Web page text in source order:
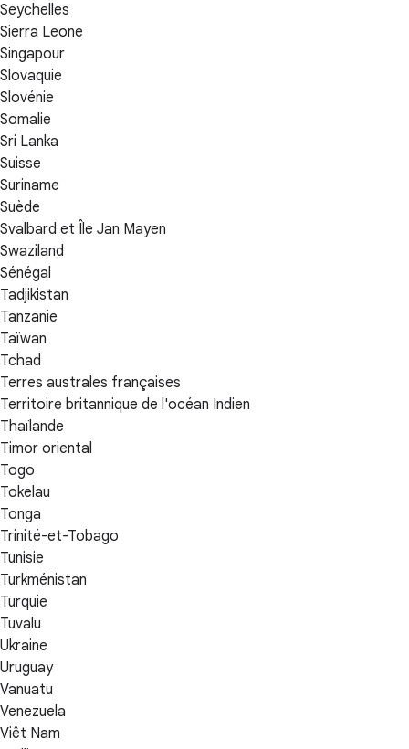
Seychelles
Sierra Leone
Singapour
Slovaquie
Slovénie
Somalie
Sri Lanka
Suisse
Suriname
Suède
Svalbard et Île Jan Mayen
Swaziland
Sénégal
Tadjikistan
Tanzanie
Taïwan
Tchad
Terres australes françaises
Territoire britannique de l'océan Indien
Thaïlande
Timor oriental
Togo
Tokelau
Tonga
Trinité-et-Tobago
Tunisie
Turkménistan
Turquie
Tuvalu
Ukraine
Uruguay
Vanuatu
Venezuela
Viêt Nam